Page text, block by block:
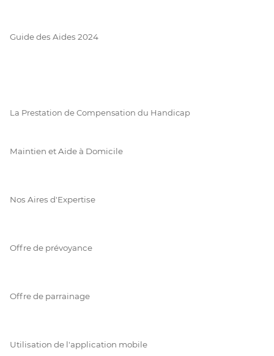
Guide des Aides 2024
La Prestation de Compensation du Handicap
Maintien et Aide à Domicile
Nos Aires d'Expertise
Offre de prévoyance
Offre de parrainage
Utilisation de l'application mobile